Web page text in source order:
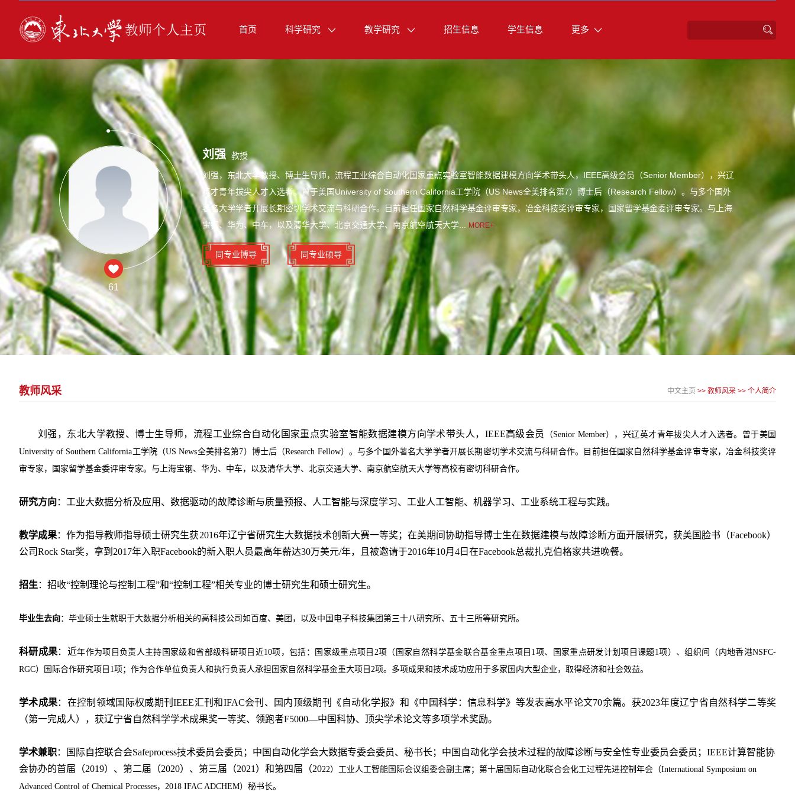
首页 科学研究 教学研究 招生信息 学生信息 更多
61
刘强 教授
刘强，东北大学教授、博士生导师，流程工业综合自动化国家重点实验室智能数据建模方向学术带头人，IEEE高级会员（Senior Member），兴辽
英才青年拔尖人才入选者。曾于美国University of Southern California工学院（US News全美排名第7）博士后（Research Fellow）。与多个国外
著名大学学者开展长期密切学术交流与科研合作。目前担任国家自然科学基金评审专家，冶金科技奖评审专家，国家留学基金委评审专家。与上海
宝钢、华为、中车，以及清华大学、北京交通大学、南京航空航天大学...
MORE+
同专业博导 同专业硕导
教师风采 中文主页 >> 教师风采 >> 个人简介
刘强，东北大学教授、博士生导师，流程工业综合自动化国家重点实验室智能数据建模方向学术带头人， IEEE高级会员 （Senior Member）
，兴辽英才青年拔尖人才入选者。曾于美国
University of Southern California工学院（US News全美排名第7）博士后（Research Fellow）。与多个国外著名大学学者开展长期密切学术交流与科研合作。目前担任国家自然科学基金评审专家，冶金科技奖评
审专家，国家留学基金委评审专家。与上海宝钢、华为、中车，以及清华大学、北京交通大学、南京航空航天大学等高校有密切科研合作。
研究方向 ： 工业大数据分析及应用 、 数据驱动的故障诊断与质量预报、 人工智能与深度学习、工业人工智能、机器学习、工业系统工程与实践。
教学成果：作为指导教师指导硕士研究生获2016年辽宁省研究生大数据技术创新大赛一等奖；在美期间协助指导博士生在数据建模与故障诊断方面开展研究，获美国脸书（Facebook）
公司Rock Star奖，拿到 2017年入职Facebook的新入职人员最高年薪达30万美元/年，且被邀请于2016年10月 4 日在Facebook总裁扎克伯格家共进晚餐。
招生 ：招收“控制理论与控制工程”和“控制工程”相关专业的博士研究生和硕士研究生。
毕业生去向：毕业硕士生就职于大数据分析相关的高科技公司如 百度、美团，以及中国电子科技集团第三十八研究所、五十三所等研究所。
科研成果：近年作为项目 负责人主持国家级和省部级科研项目近10项，包括 ： 国家级重点项目 2项（国家自然科学基金联合基金重点项目 1项、国家重点研发计划项目课题1项） 、组织间（内地香港NSFC-
RGC）国际合作研究项目 1项； 作为合作单位负责人和执行负责人承担国家自然科学基金重大项目 2项。多项成果和技术成功应用于多家国内大型企业，取得经济和社会效益。
学术成果： 在控制领域国际权威期刊IEEE汇刊和IFAC会刊、国内顶级期刊《自动化学报》和《中国科学：信息科学》等发表高水平论文70余篇。获2023年度辽宁省自然科学二等奖
（第一完成人），获辽宁省自然科学学术成果奖一等奖、 领跑者F5000—中国科协、顶尖学术论文等多项学术奖励。
学术兼职： 国际自控联合会Safeprocess技术委员会委员 ； 中国自动化学会大数据专委会委员、秘书长；中国自动化学会技术过程的故障诊断与安全性专业委员会委员； IEEE计算智能协
会协办的首届 （2019） 、第二届 （2020）、 第三届 （2021 ）和第四届 （2022） 工业人工智能国际会议组委会副主席； 第十届 国际自动化联合会化工过程先进控制年会（International Symposium on
Advanced Control of Chemical Processes， 2018 IFAC ADCHEM）秘书长。